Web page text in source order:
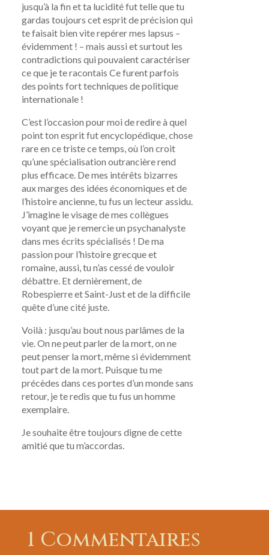
jusqu’à la fin et ta lucidité fut telle que tu
gardas toujours cet esprit de précision qui
te faisait bien vite repérer mes lapsus –
évidemment ! – mais aussi et surtout les
contradictions qui pouvaient caractériser
ce que je te racontais Ce furent parfois
des points fort techniques de politique
internationale !
C’est l’occasion pour moi de redire à quel
point ton esprit fut encyclopédique, chose
rare en ce triste ce temps, où l’on croit
qu’une spécialisation outrancière rend
plus efficace. De mes intérêts bizarres
aux marges des idées économiques et de
l’histoire ancienne, tu fus un lecteur assidu.
J’imagine le visage de mes collègues
voyant que je remercie un psychanalyste
dans mes écrits spécialisés ! De ma
passion pour l’histoire grecque et
romaine, aussi, tu n’as cessé de vouloir
débattre. Et dernièrement, de
Robespierre et Saint-Just et de la difficile
quête d’une cité juste.
Voilà : jusqu’au bout nous parlâmes de la
vie. On ne peut parler de la mort, on ne
peut penser la mort, même si évidemment
tout part de la mort. Puisque tu me
précèdes dans ces portes d’un monde sans
retour, je te redis que tu fus un homme
exemplaire.
Je souhaite être toujours digne de cette
amitié que tu m’accordas.
1 Commentaires